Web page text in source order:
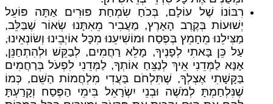
רִבּוֹנוֹ שֶׁל עוֹלָם, בְּכֹחַ שִׂמְחַת פּוּרִים אַתָּה פּוֹעֵל
יְשׁוּעוֹת בְּקֶרֶב הָאָרֶץ, מַעֲבִיר מֵאִתָּנוּ שְׂאוֹר שֶׁבַּלֵּב,
מַצִּילֵנוּ מֵחָמֵץ בְּפֶסַח וּמוֹשִׁיעֵנוּ מִכָּל אוֹיְבֵינוּ וְשׂוֹנְאֵינוּ,
עַל כֵּן בָּאתִי לְפָנֶיךָ, מָלֵא רַחֲמִים, לְבַקֵּשׁ וּלְהִתְחַנֵּן,
אָנָּא לַמְּדֵנִי אֵיךְ לְנַצֵּחַ אוֹתְךָ, לַמְּדֵנִי לִפְעֹל בְּרַחֲמִים
בַּקָּשָׁתִי אֶצְלְךָ, שֶׁתִּלְחֹם בַּעֲדִי מִלְחֲמוֹת הַשֵּׁם, כְּמוֹ
שֶׁנִּלְחַמְתָּ לְמֹשֶׁה וּבְנֵי יִשְׂרָאֵל בִּימֵי הַפֶּסַח וְקָרַעְתָּ